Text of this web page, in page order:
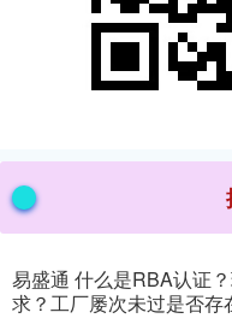
易盛通 什么是RBA认证
求？工厂屡次未过是否存